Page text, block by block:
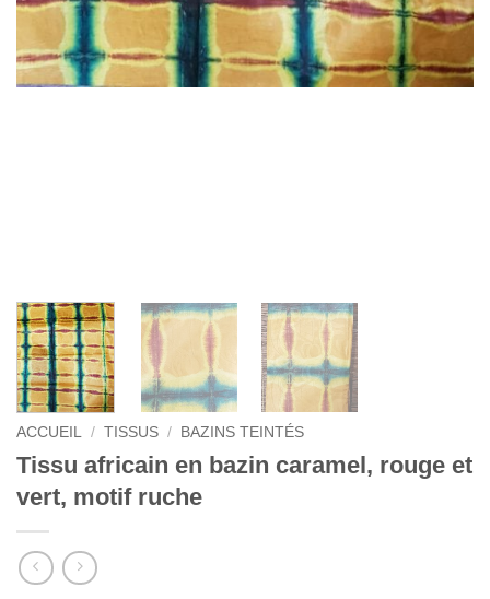
ACCUEIL / TISSUS / BAZINS TEINTÉS
Tissu africain en bazin caramel, rouge et
vert, motif ruche